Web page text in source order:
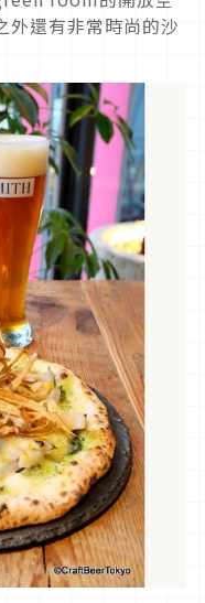
外還有非常時尚的沙